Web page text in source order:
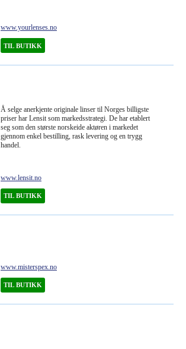
www.yourlenses.no
TIL BUTIKK
Å selge anerkjente originale linser til Norges billigste
priser har Lensit som markedsstrategi. De har etablert
seg som den største norskeide aktøren i markedet
gjennom enkel bestilling, rask levering og en trygg
handel.
www.lensit.no
TIL BUTIKK
www.misterspex.no
TIL BUTIKK